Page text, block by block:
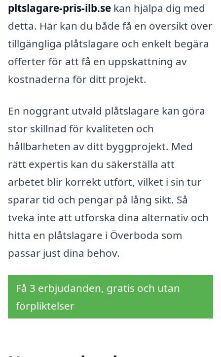
pltslagare-pris-ilb.se kan hjälpa dig med
detta. Här kan du både få en översikt över
tillgängliga plåtslagare och enkelt begära
offerter för att få en uppskattning av
kostnaderna för ditt projekt.
En noggrant utvald plåtslagare kan göra
stor skillnad för kvaliteten och
hållbarheten av ditt byggprojekt. Med
rätt expertis kan du säkerställa att
arbetet blir korrekt utfört, vilket i sin tur
sparar tid och pengar på lång sikt. Så
tveka inte att utforska dina alternativ och
hitta en plåtslagare i Överboda som
passar just dina behov.
Få 3 erbjudanden, gratis och utan
förpliktelser